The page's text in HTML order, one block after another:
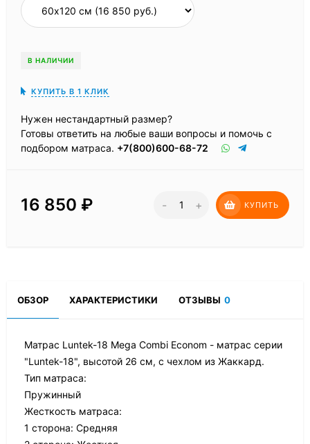
В НАЛИЧИИ
КУПИТЬ В 1 КЛИК
Нужен нестандартный размер?
Готовы ответить на любые ваши вопросы и помочь с
подбором матраса. +7(800)600-68-72
16 850 ₽ - + КУПИТЬ
ОБЗОР ХАРАКТЕРИСТИКИ ОТЗЫВЫ 0
Матрас Luntek-18 Mega Combi Econom - матрас серии
"Luntek-18", высотой 26 см, с чехлом из Жаккард.
Тип матраса:
Пружинный
Жесткость матраса:
1 сторона: Средняя